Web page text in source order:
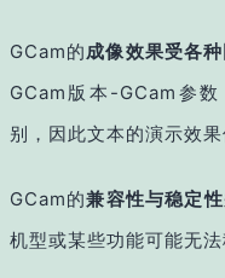
GCam的成像效果受各
GCam版本-GCam参
别，因此文本的演示效
GCam的兼容性与稳定
机型或某些功能可能无